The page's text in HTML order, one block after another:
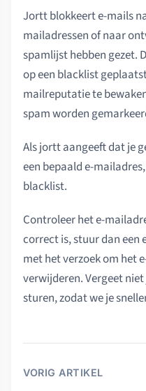
Jortt blokkeert e-mails
mailadressen of naar
spamlijst hebben gezet.
op een blacklist
mailreputatie te
spam worden
Als jortt aangeeft dat je
een bepaald e-
blacklist.
Controleer het e-
correct is, stuur dan een
met het verzoek om het
verwijderen. Vergeet
sturen, zodat we je
VORIG ARTIKEL